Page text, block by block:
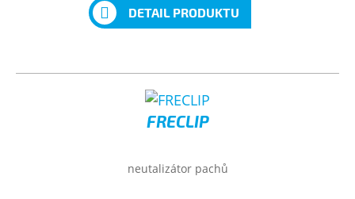
DETAIL PRODUKTU
FRECLIP
neutalizátor pachů